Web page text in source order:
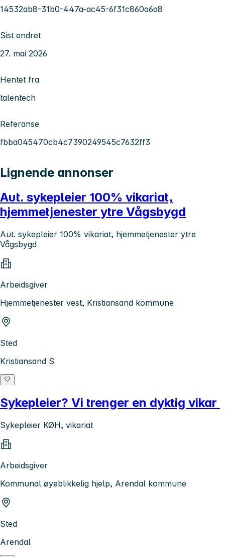
14532ab8-31b0-447a-ac45-6f31c860a6a8
Sist endret
27. mai 2026
Hentet fra
talentech
Referanse
fbba045470cb4c7390249545c7632ff3
Lignende annonser
Aut. sykepleier 100% vikariat,
hjemmetjenester ytre Vågsbygd
Aut. sykepleier 100% vikariat, hjemmetjenester ytre
Vågsbygd
Arbeidsgiver
Hjemmetjenester vest, Kristiansand kommune
Sted
Kristiansand S
Sykepleier? Vi trenger en dyktig vikar
Sykepleier KØH, vikariat
Arbeidsgiver
Kommunal øyeblikkelig hjelp, Arendal kommune
Sted
Arendal